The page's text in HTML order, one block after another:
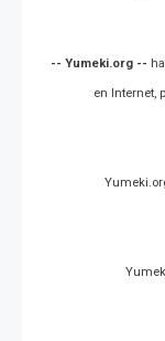
-- Yumeki.org --
en Internet,